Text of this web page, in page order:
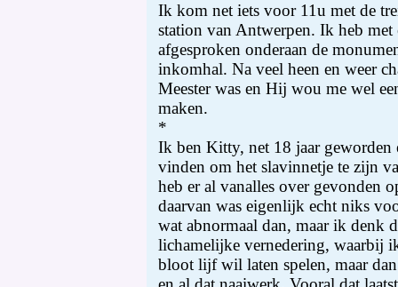
Ik kom net iets voor 11u met de
station van Antwerpen. Ik heb met
afgesproken onderaan de
inkomhal. Na veel heen en weer
Meester was en Hij wou me wel
maken.
*
Ik ben Kitty, net 18 jaar
vinden om het slavinnetje te zijn
heb er al vanalles over gevonden
daarvan was eigenlijk echt niks
wat abnormaal dan, maar ik denk
lichamelijke vernedering, waarbij
bloot lijf wil laten spelen, maar